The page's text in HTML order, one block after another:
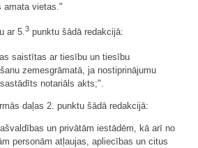
amata vietas."
ar 5. 3 punktu šādā redakcijā:
saistītas ar tiesību un tiesību
zemesgrāmatā, ja nostiprinājumu
notariāls akts;".
daļas 2. punktu šādā redakcijā:
un privātām iestādēm, kā arī no
personām atļaujas, apliecības un citus